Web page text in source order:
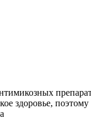
здоровье,